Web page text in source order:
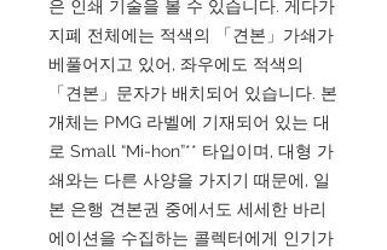
은 인쇄 기술을 볼 수 있습니다. 게다가
지폐 전체에는 적색의 「견본」가쇄가
베풀어지고 있어, 좌우에도 적색의
「견본」문자가 배치되어 있습니다. 본
개체는 PMG 라벨에 기재되어 있는 대
로 Small “Mi-hon”** 타입이며, 대형 가
쇄와는 다른 사양을 가지기 때문에, 일
본 은행 견본권 중에서도 세세한 바리
에이션을 수집하는 콜렉터에게 인기가